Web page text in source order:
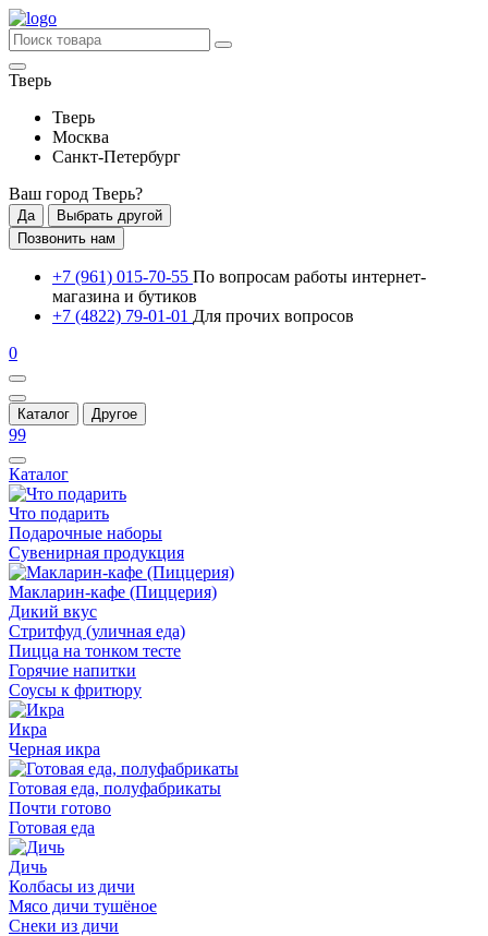
Тверь
Тверь
Москва
Санкт-Петербург
Ваш город Тверь?
Да
Выбрать другой
Позвонить нам
+7 (961) 015-70-55 По вопросам работы интернет-
магазина и бутиков
+7 (4822) 79-01-01 Для прочих вопросов
0
Каталог Другое
99
Каталог
Что подарить
Подарочные наборы
Сувенирная продукция
Макларин-кафе (Пиццерия)
Дикий вкус
Стритфуд (уличная еда)
Пицца на тонком тесте
Горячие напитки
Соусы к фритюру
Икра
Черная икра
Готовая еда, полуфабрикаты
Почти готово
Готовая еда
Дичь
Колбасы из дичи
Мясо дичи тушёное
Снеки из дичи